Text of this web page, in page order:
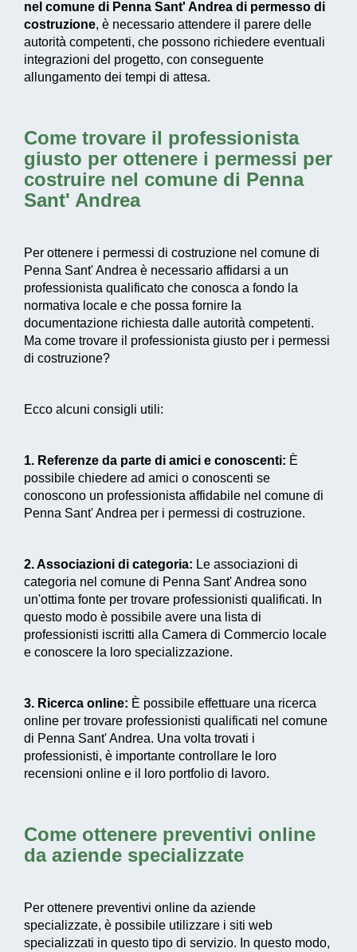
nel comune di Penna Sant' Andrea di permesso di
costruzione, è necessario attendere il parere delle
autorità competenti, che possono richiedere eventuali
integrazioni del progetto, con conseguente
allungamento dei tempi di attesa.
Come trovare il professionista
giusto per ottenere i permessi per
costruire nel comune di Penna
Sant' Andrea
Per ottenere i permessi di costruzione nel comune di
Penna Sant' Andrea è necessario affidarsi a un
professionista qualificato che conosca a fondo la
normativa locale e che possa fornire la
documentazione richiesta dalle autorità competenti.
Ma come trovare il professionista giusto per i permessi
di costruzione?
Ecco alcuni consigli utili:
1. Referenze da parte di amici e conoscenti: È
possibile chiedere ad amici o conoscenti se
conoscono un professionista affidabile nel comune di
Penna Sant' Andrea per i permessi di costruzione.
2. Associazioni di categoria: Le associazioni di
categoria nel comune di Penna Sant' Andrea sono
un'ottima fonte per trovare professionisti qualificati. In
questo modo è possibile avere una lista di
professionisti iscritti alla Camera di Commercio locale
e conoscere la loro specializzazione.
3. Ricerca online: È possibile effettuare una ricerca
online per trovare professionisti qualificati nel comune
di Penna Sant' Andrea. Una volta trovati i
professionisti, è importante controllare le loro
recensioni online e il loro portfolio di lavoro.
Come ottenere preventivi online
da aziende specializzate
Per ottenere preventivi online da aziende
specializzate, è possibile utilizzare i siti web
specializzati in questo tipo di servizio. In questo modo,